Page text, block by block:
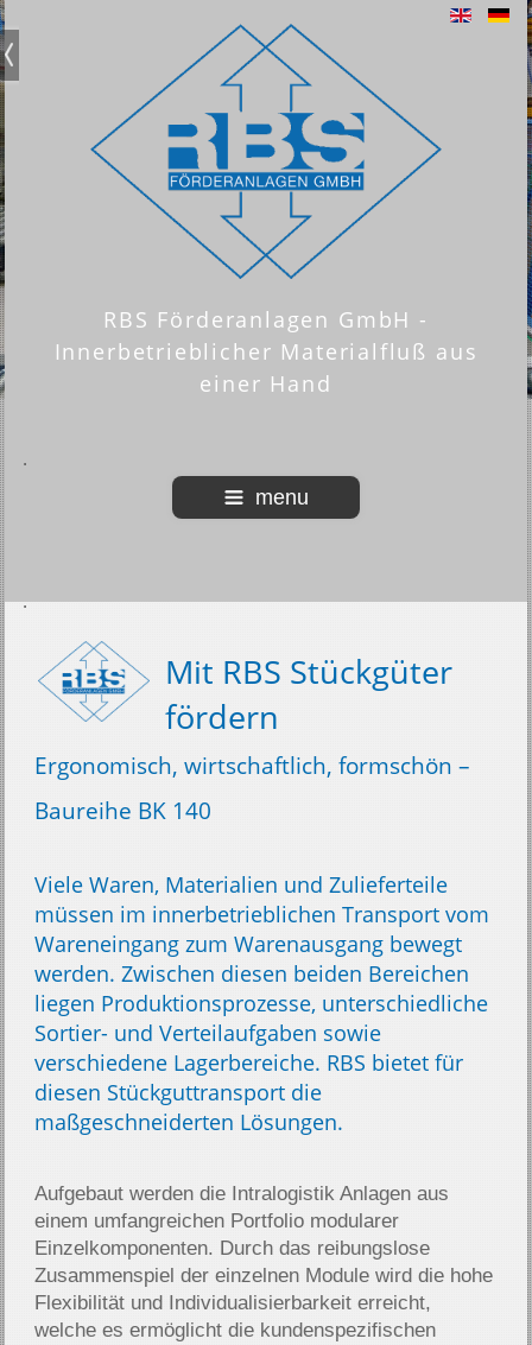
RBS Förderanlagen GmbH -
Innerbetrieblicher Materialfluß aus
einer Hand
menu
Mit RBS Stückgüter
fördern
Ergonomisch, wirtschaftlich, formschön –
Baureihe BK 140
Viele Waren, Materialien und Zulieferteile
müssen im innerbetrieblichen Transport vom
Wareneingang zum Warenausgang bewegt
werden. Zwischen diesen beiden Bereichen
liegen Produktionsprozesse, unterschiedliche
Sortier- und Verteilaufgaben sowie
verschiedene Lagerbereiche. RBS bietet für
diesen Stückguttransport die
maßgeschneiderten Lösungen.
Aufgebaut werden die Intralogistik Anlagen aus
einem umfangreichen Portfolio modularer
Einzelkomponenten. Durch das reibungslose
Zusammenspiel der einzelnen Module wird die hohe
Flexibilität und Individualisierbarkeit erreicht,
welche es ermöglicht die kundenspezifischen